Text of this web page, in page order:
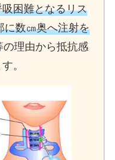
困難となるリス
に数㎝奥へ注射を
の理由から抵抗感
。